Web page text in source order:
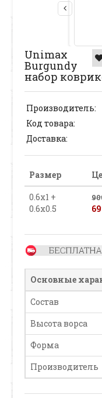
Unimax
Burgundy
набор
Производитель:
Код товара:
Доставка:
Размер
0.6х1 +
0.6х0.5
Основные
Состав
Высота ворса
Форма
Производитель